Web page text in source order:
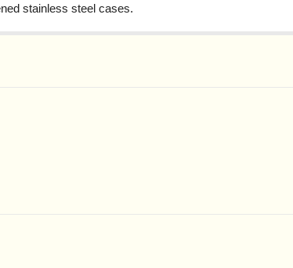
stainless steel cases.